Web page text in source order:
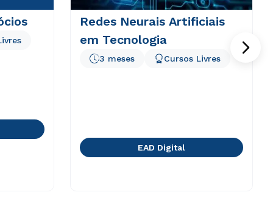
Redes Neurais Artificiais
em Tecnologia
3 meses Cursos Livres
EAD Digital